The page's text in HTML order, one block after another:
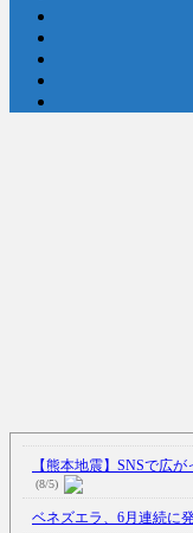
【熊本地震】SNSで広
(8/5)
ベネズエラ、6月連続に